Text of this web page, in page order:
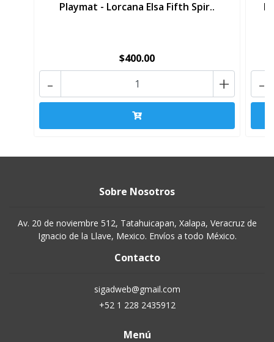
Playmat - Lorcana Elsa Fifth Spir..
$400.00
+
- -
Sobre Nosotros
Av. 20 de noviembre 512, Tatahuicapan, Xalapa, Veracruz de
Ignacio de la Llave, Mexico. Envíos a todo México.
Contacto
sigadweb@gmail.com
+52 1 228 2435912
Menú